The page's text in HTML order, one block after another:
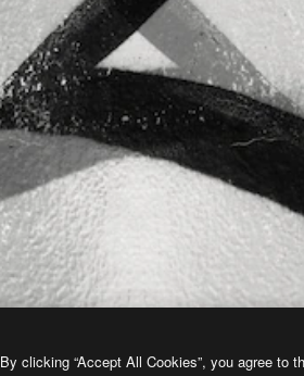
By clicking “Accept All Cookies”, you agree to